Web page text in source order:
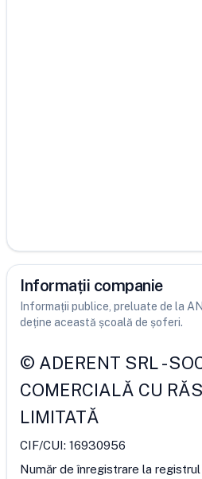
Informații companie
Informații publice, preluate de la
deține această școală de șoferi.
© ADERENT SRL-
COMERCIALĂ CU
LIMITATĂ
CIF/CUI: 16930956
Număr de înregistrare la